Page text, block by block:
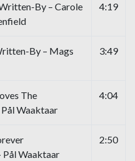
By – Carole
4:19
By – Mags
3:49
The
Waaktaar
4:04
Waaktaar
2:50